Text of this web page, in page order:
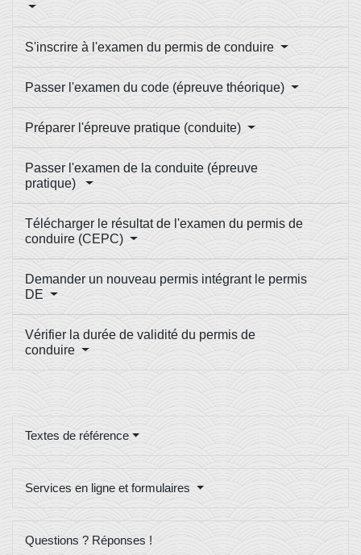
S'inscrire à l'examen du permis de conduire
Passer l'examen du code (épreuve théorique)
Préparer l'épreuve pratique (conduite)
Passer l'examen de la conduite (épreuve
pratique)
Télécharger le résultat de l'examen du permis de
conduire (CEPC)
Demander un nouveau permis intégrant le permis
DE
Vérifier la durée de validité du permis de
conduire
Textes de référence
Services en ligne et formulaires
Questions ? Réponses !